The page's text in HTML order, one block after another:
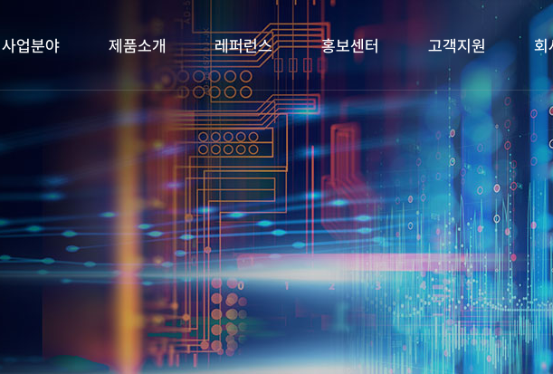
사업분야 제품소개 레퍼런스 홍보센터 고객지원 회